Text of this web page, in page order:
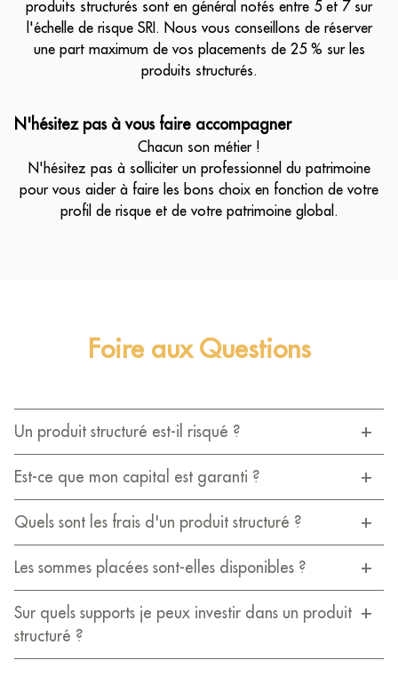
produits structurés sont en général notés entre 5 et 7 sur
l'échelle de risque SRI. Nous vous conseillons de réserver
une part maximum de vos placements de 25 % sur les
produits structurés.
N'hésitez pas à vous faire accompagner
Chacun son métier !
N'hésitez pas à solliciter un professionnel du patrimoine
pour vous aider à faire les bons choix en fonction de votre
profil de risque et de votre patrimoine global.
Foire aux Questions
Un produit structuré est-il risqué ?
Est-ce que mon capital est garanti ?
Quels sont les frais d'un produit structuré ?
Les sommes placées sont-elles disponibles ?
Sur quels supports je peux investir dans un produit
structuré ?